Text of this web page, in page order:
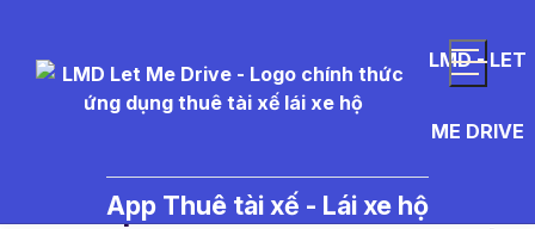
LMD - LET
ME DRIVE
App Thuê tài xế - Lái xe hộ